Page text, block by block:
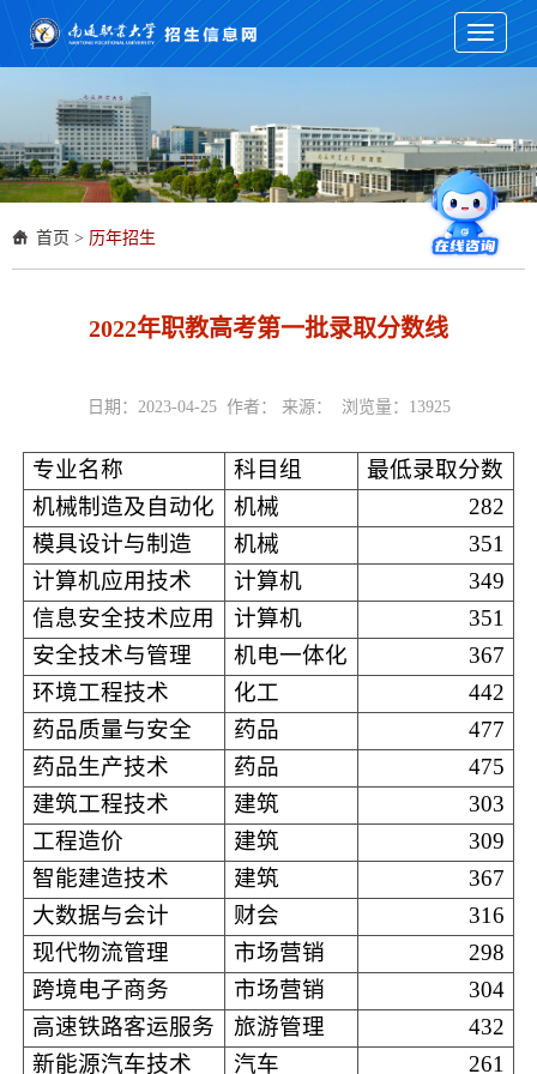
Toggle
首页 > 历年招生
2022年职教高考第一批录取分数线
日期：2023-04-25 作者： 来源： 浏览量： 13925
专业名称 科目组
最低录取分数
机械制造及自动化
机械
282
模具设计与制造
机械
351
计算机应用技术
计算机
349
信息安全技术应用
计算机
351
安全技术与管理
机电一体化
367
环境工程技术
化工
442
药品质量与安全
药品
477
药品生产技术
药品
475
建筑工程技术
建筑
303
工程造价
建筑
309
智能建造技术
建筑
367
大数据与会计
财会
316
现代物流管理
市场营销
298
跨境电子商务
市场营销
304
高速铁路客运服务
旅游管理
432
新能源汽车技术
汽车 261